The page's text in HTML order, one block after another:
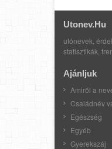
Utonev.hu
utónevek,
statisztikák,
Ajánljuk
Amiről a
Családnév
Egészség
Egyéb
Gyerekszáj